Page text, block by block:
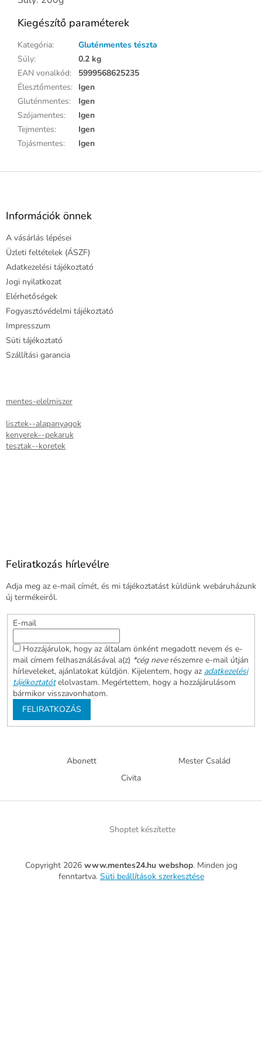
Kiegészítő paraméterek
Kategória:
Gluténmentes tészta
Súly:
0.2 kg
EAN vonalkód:
5999568625235
Élesztőmentes: Igen
Gluténmentes:
Igen
Szójamentes:
Igen
Tejmentes:
Igen
Tojásmentes: Igen
L
Információk önnek
A vásárlás lépései
Üzleti feltételek (ÁSZF)
Adatkezelési tájékoztató
Jogi nyilatkozat
Elérhetőségek
Fogyasztóvédelmi tájékoztató
Impresszum
Süti tájékoztató
Szállítási garancia
mentes-elelmiszer
lisztek--alapanyagok
kenyerek--pekaruk
tesztak--koretek
Feliratkozás hírlevélre
Adja meg az e-mail címét, és mi tájékoztatást küldünk webáruházunk
új termékeiről.
E-mail
Hozzájárulok, hogy az általam önként megadott nevem és e-
mail címem felhasználásával a(z) *cég neverészemre e-mail útján
hírleveleket, ajánlatokat küldjön. Kijelentem, hogy az adatkezelési
tájékoztatót elolvastam. Megértettem, hogy a hozzájárulásom
bármikor visszavonhatom.
FELIRATKOZÁS
Abonett
Mester Család
Civita
Shoptet készítette
Copyright 2026 www.mentes24.hu webshop. Minden jog
fenntartva. Süti beállítások szerkesztése